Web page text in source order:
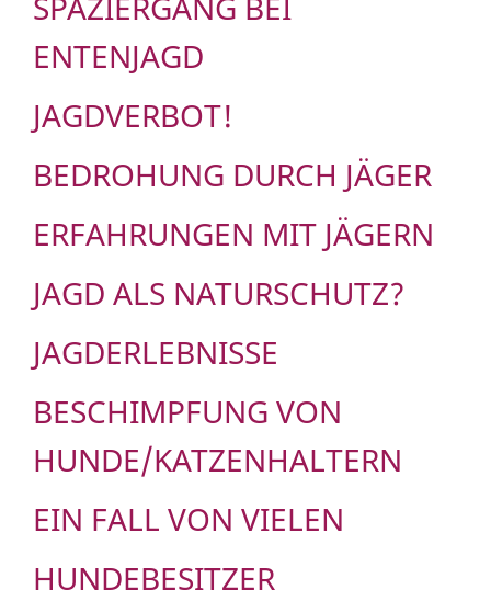
ENTENJAGD
JAGDVERBOT!
BEDROHUNG DURCH JÄGER
ERFAHRUNGEN MIT JÄGERN
JAGD ALS NATURSCHUTZ?
JAGDERLEBNISSE
BESCHIMPFUNG VON
HUNDE/KATZENHALTERN
EIN FALL VON VIELEN
HUNDEBESITZER